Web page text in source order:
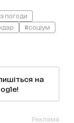
погоди
#соціум
на
Реклама